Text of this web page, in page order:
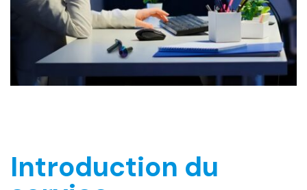
Introduction du